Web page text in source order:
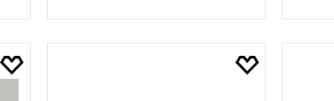
SEPETE EKLE